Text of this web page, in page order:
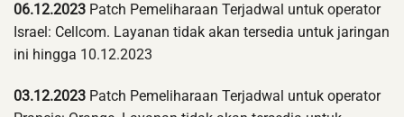
06.12.2023 Patch Pemeliharaan Terjadwal untuk operator
Israel: Cellcom. Layanan tidak akan tersedia untuk jaringan
ini hingga 10.12.2023
03.12.2023 Patch Pemeliharaan Terjadwal untuk operator